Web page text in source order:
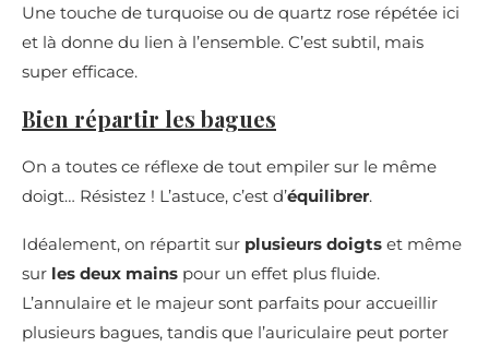
Une touche de turquoise ou de quartz rose répétée ici
et là donne du lien à l’ensemble. C’est subtil, mais
super efficace.
Bien répartir les bagues
On a toutes ce réflexe de tout empiler sur le même
doigt… Résistez ! L’astuce, c’est d’équilibrer.
Idéalement, on répartit sur plusieurs doigts et même
sur les deux mains pour un effet plus fluide.
L’annulaire et le majeur sont parfaits pour accueillir
plusieurs bagues, tandis que l’auriculaire peut porter